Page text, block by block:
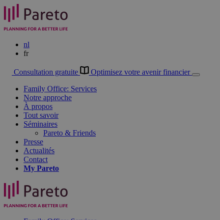
nl
fr
Consultation gratuite
Optimisez votre avenir financier
Family Office: Services
Notre approche
À propos
Tout savoir
Séminaires
Pareto & Friends
Presse
Actualités
Contact
My Pareto